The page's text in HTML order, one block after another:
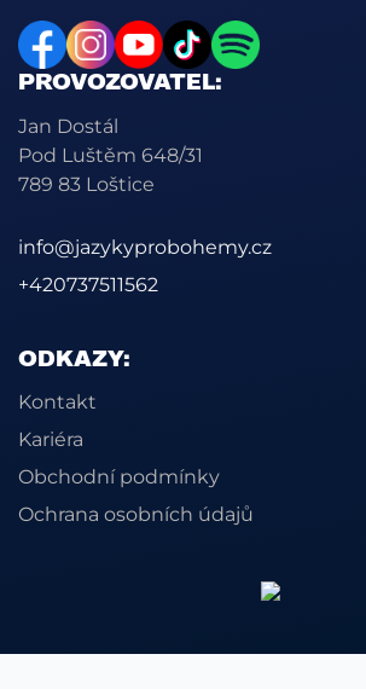
PROVOZOVATEL:
Jan Dostál
Pod Luštěm 648/31
789 83 Loštice
info@jazykyprobohemy.cz
+420737511562
ODKAZY:
Kontakt
Kariéra
Obchodní podmínky
Ochrana osobních údajů